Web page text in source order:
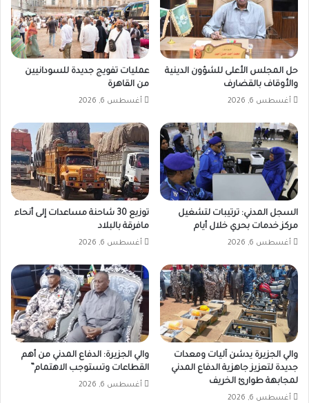
حل المجلس الأعلى للشؤون الدينية
والأوقاف بالقضارف
أغسطس 6, 2026
عمليات تفويج جديدة للسودانيين
من القاهرة
أغسطس 6, 2026
السجل المدني: ترتيبات لتشغيل
مركز خدمات بحري خلال أيام
أغسطس 6, 2026
توزيع 30 شاحنة مساعدات إلى أنحاء
مافرقة بالبلاد
أغسطس 6, 2026
والي الجزيرة يدشن آليات ومعدات
جديدة لتعزيز جاهزية الدفاع المدني
لمجابهة طوارئ الخريف
أغسطس 6, 2026
والي الجزيرة: الدفاع المدني من أهم
القطاعات وتستوجب الاهتمام”
أغسطس 6, 2026